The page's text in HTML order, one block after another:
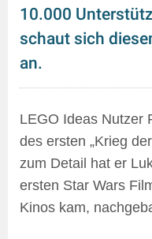
10.000
schaut sich
an.
LEGO Ideas Nutzer
des ersten „Krieg
zum Detail hat er
ersten Star Wars
Kinos kam,